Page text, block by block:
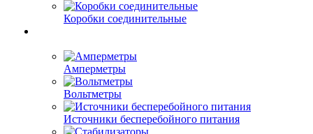
Коробки соединительные
Амперметры
Вольтметры
Источники бесперебойного питания